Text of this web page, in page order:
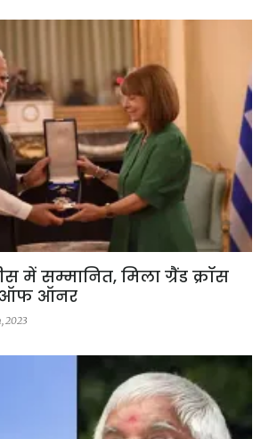
में सम्मानित, मिला ग्रैंड क्रॉस
ऑफ ऑनर
2023